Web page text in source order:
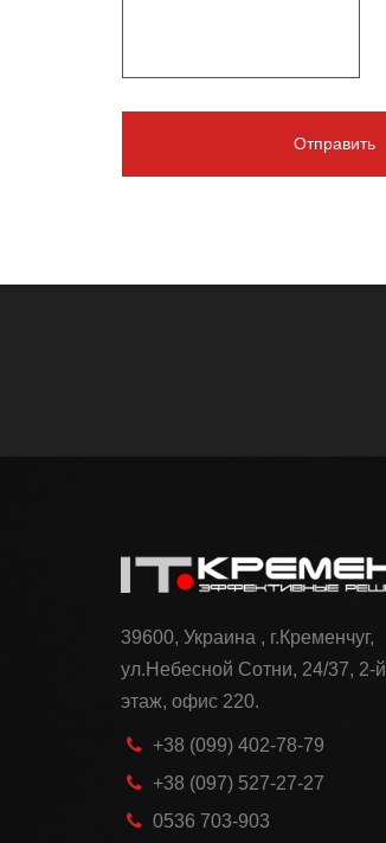
39600, Украина , г.Кременчуг,
ул.Небесной Сотни, 24/37, 2-й
этаж, офис 220.
+38 (099) 402-78-79
+38 (097) 527-27-27
0536 703-903